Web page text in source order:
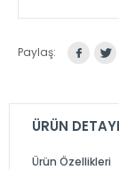
Paylaş:
ÜRÜN
Ürün Özellikleri